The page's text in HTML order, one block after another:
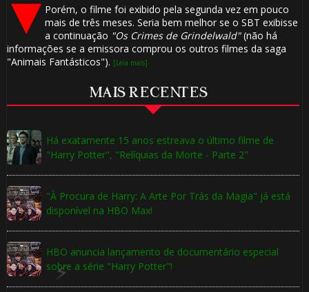
Porém, o filme foi exibido pela segunda vez em pouco
mais de três meses. Seria bem melhor se o SBT exibisse
a continuação "Os Crimes de Grindelwald"(não há
informações se a emissora comprou os outros filmes da saga
"Animais Fantásticos"). [Leia mais]
MAIS RECENTES
Há exatamente 15 anos estreava o último filme de
"Harry Potter", "Relíquias da Morte - Parte 2"
"À Procura de Harry: A Arte Por Trás da Magia" já está
disponível na HBO Max!
HBO anuncia lançamento de documentário especial
sobre a série "Harry Potter"!
🎂
🎂